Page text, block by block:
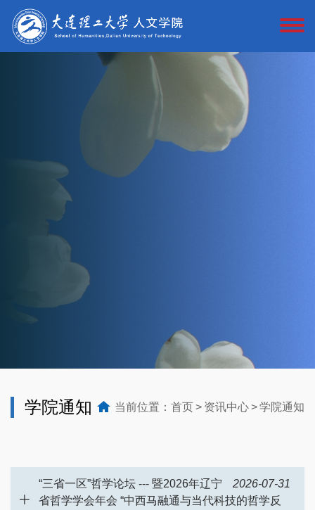
学院通知 当前位置： 首页 资讯中心 学院通知
2026-07-31
“三省一区”哲学论坛 --- 暨2026年辽宁
省哲学学会年会 “中西马融通与当代科技的哲学反